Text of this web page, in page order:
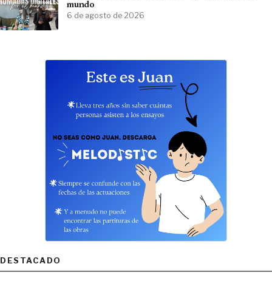
mundo
6 de agosto de 2026
DESTACADO